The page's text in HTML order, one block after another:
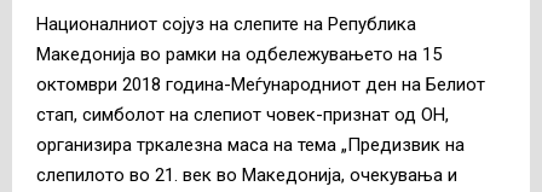
Националниот сојуз на слепите на Република
Македонија во рамки на одбележувањето на 15
октомври 2018 година-Меѓународниот ден на Белиот
стап, симболот на слепиот човек-признат од ОН,
организира тркалезна маса на тема „Предизвик на
слепилото во 21. век во Македонија, очекувања и